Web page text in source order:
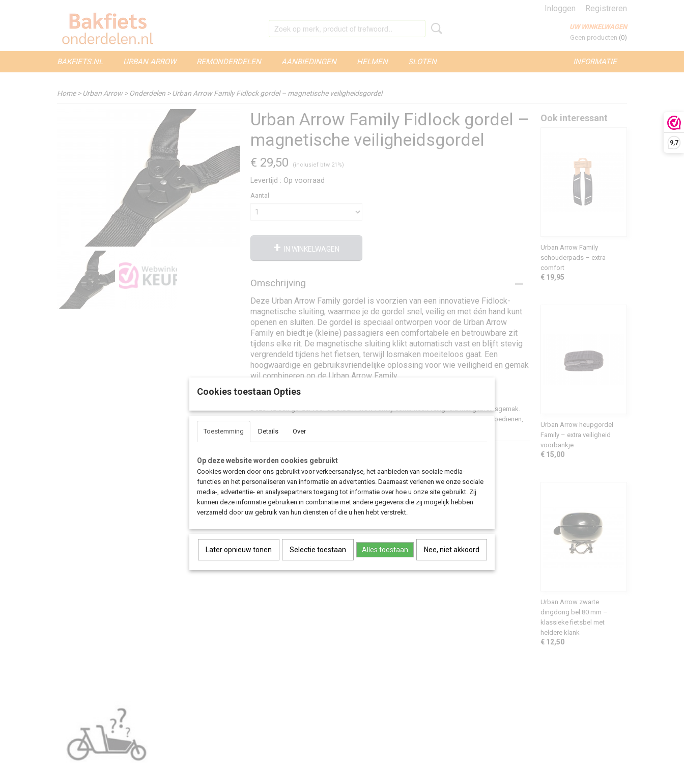
9,7
Inloggen Registreren
UW WINKELWAGEN
Geen producten (0)
INFORMATIE
BAKFIETS.NL URBAN ARROW REMONDERDELEN AANBIEDINGEN HELMEN SLOTEN
Home>Urban Arrow> Onderdelen >Urban Arrow Family Fidlock gordel – magnetische veiligheidsgordel
Urban Arrow Family Fidlock gordel –
magnetische veiligheidsgordel
€ 29,50 (inclusief btw 21%)
Levertijd : Op voorraad
Aantal
IN WINKELWAGEN
Omschrijving
Deze Urban Arrow Family gordel is voorzien van een innovatieve Fidlock-
magnetische sluiting, waarmee je de gordel snel, veilig en met één hand kunt
openen en sluiten. De gordel is speciaal ontworpen voor de Urban Arrow
Family en biedt je (kleine) passagiers een comfortabele en betrouwbare zit
tijdens elke rit. De magnetische sluiting klikt automatisch vast en blijft stevig
vergrendeld tijdens het fietsen, terwijl losmaken moeiteloos gaat. Een
hoogwaardige en gebruiksvriendelijke oplossing voor wie veiligheid en gemak
wil combineren op de Urban Arrow Family.
Deze Fidlock-gordel voor de Urban Arrow Family combineert veiligheid met gebruiksgemak.
Dankzij de magnetische sluiting zit de gordel altijd goed vast en is hij eenvoudig te bedienen,
zelfs met één hand.
Ook interessant
Urban Arrow Family
schouderpads – extra
comfort
€ 19,95
Urban Arrow heupgordel
Family – extra veiligheid
voorbankje
€ 15,00
Urban Arrow zwarte
dingdong bel 80 mm –
klassieke fietsbel met
heldere klank
€ 12,50
Cookies toestaan Opties
Toestemming Details Over
Op deze website worden cookies gebruikt
Cookies worden door ons gebruikt voor verkeersanalyse, het aanbieden van sociale media-
functies en het personaliseren van informatie en advertenties. Daarnaast verlenen we onze sociale
media-, advertentie- en analysepartners toegang tot informatie over hoe u onze site gebruikt. Zij
kunnen deze informatie gebruiken in combinatie met andere gegevens die zij mogelijk hebben
verzameld door uw gebruik van hun diensten of die u hen hebt verstrekt.
Later opnieuw tonen Selectie toestaan Alles toestaan Nee, niet akkoord